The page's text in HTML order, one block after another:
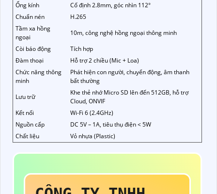
Ống kính
Cố định 2.8mm, góc nhìn 112°
Chuẩn nén
H.265
Tầm xa hồng
ngoại
10m, công nghệ hồng ngoại thông minh
Còi báo động
Tích hợp
Đàm thoại
Hỗ trợ 2 chiều (Mic + Loa)
Chức năng thông
minh
Phát hiện con người, chuyển động, âm thanh
bất thường
Lưu trữ
Khe thẻ nhớ Micro SD lên đến 512GB, hỗ trợ
Cloud, ONVIF
Kết nối
Wi-Fi 6 (2.4GHz)
Nguồn cấp
DC 5V – 1A, tiêu thụ điện < 5W
Chất liệu
Vỏ nhựa (Plastic)